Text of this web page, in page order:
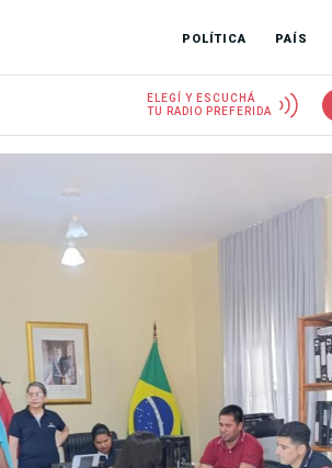
POLÍTICA PAÍS
ELEGÍ Y ESCUCHÁ
TU RADIO PREFERIDA